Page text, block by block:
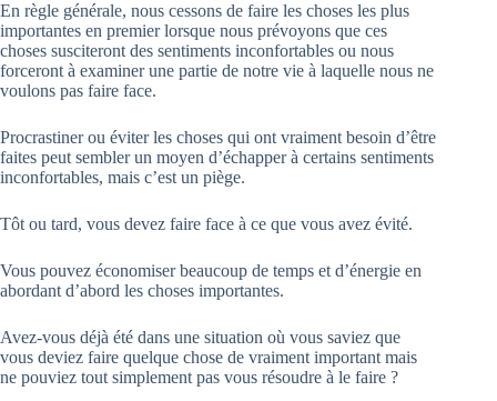
En règle générale, nous cessons de faire les choses les plus
importantes en premier lorsque nous prévoyons que ces
choses susciteront des sentiments inconfortables ou nous
forceront à examiner une partie de notre vie à laquelle nous ne
voulons pas faire face.
Procrastiner ou éviter les choses qui ont vraiment besoin d’être
faites peut sembler un moyen d’échapper à certains sentiments
inconfortables, mais c’est un piège.
Tôt ou tard, vous devez faire face à ce que vous avez évité.
Vous pouvez économiser beaucoup de temps et d’énergie en
abordant d’abord les choses importantes.
Avez-vous déjà été dans une situation où vous saviez que
vous deviez faire quelque chose de vraiment important mais
ne pouviez tout simplement pas vous résoudre à le faire ?